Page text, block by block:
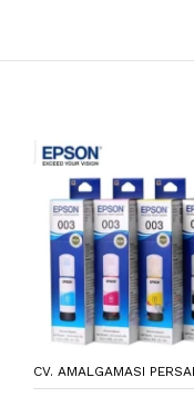
CV. AMALGAMASI